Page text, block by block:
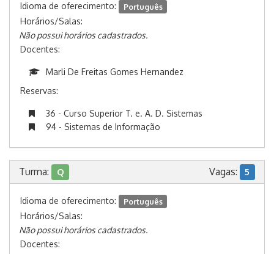
Idioma de oferecimento: Português
Horários/Salas:
Não possui horários cadastrados.
Docentes:
Marli De Freitas Gomes Hernandez
Reservas:
36 - Curso Superior T. e. A. D. Sistemas
94 - Sistemas de Informação
Turma: Q Vagas: 5
Idioma de oferecimento: Português
Horários/Salas:
Não possui horários cadastrados.
Docentes: